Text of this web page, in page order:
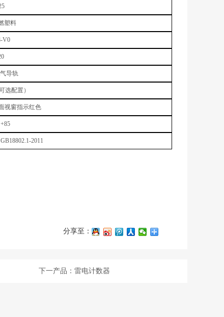
塑料
V0
导轨
选配置）
视窗指示红色
2011
分享至：
下一产品：雷电计数器